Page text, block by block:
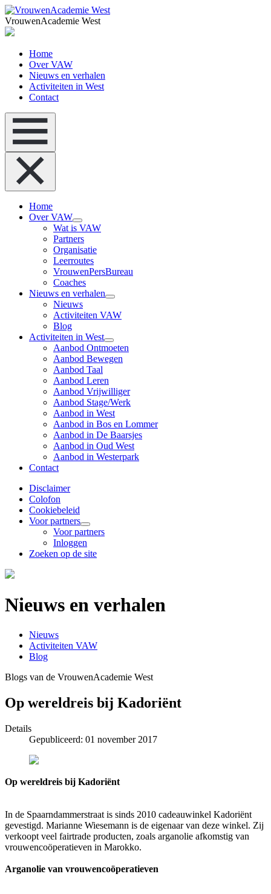
VrouwenAcademie West
Home
Over VAW
Nieuws en verhalen
Activiteiten in West
Contact
Home
Over VAW
Wat is VAW
Partners
Organisatie
Leerroutes
VrouwenPersBureau
Coaches
Nieuws en verhalen
Nieuws
Activiteiten VAW
Blog
Activiteiten in West
Aanbod Ontmoeten
Aanbod Bewegen
Aanbod Taal
Aanbod Leren
Aanbod Vrijwilliger
Aanbod Stage/Werk
Aanbod in West
Aanbod in Bos en Lommer
Aanbod in De Baarsjes
Aanbod in Oud West
Aanbod in Westerpark
Contact
Disclaimer
Colofon
Cookiebeleid
Voor partners
Voor partners
Inloggen
Zoeken op de site
Nieuws en verhalen
Nieuws
Activiteiten VAW
Blog
Blogs van de VrouwenAcademie West
Op wereldreis bij Kadoriënt
Details
Gepubliceerd: 01 november 2017
Op wereldreis bij Kadoriënt
In de Spaarndammerstraat is sinds 2010 cadeauwinkel Kadoriënt
gevestigd. Marianne Wiesemann is de eigenaar van deze winkel. Zij
verkoopt veel fairtrade producten, zoals arganolie afkomstig van
vrouwencoöperatieven in Marokko.
Arganolie van vrouwencoöperatieven